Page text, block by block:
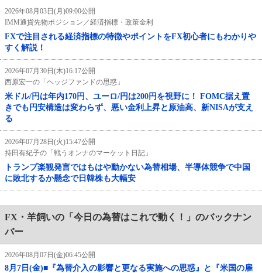
2026年08月03日(月)09:00公開
IMM通貨先物ポジション／経済指標・政策金利
FXで注目される経済指標の特徴やポイントをFX初心者にもわかりや
すく解説！
2026年07月30日(木)16:17公開
西原宏一の「ヘッジファンドの思惑」
米ドル/円は年内170円、ユーロ/円は200円を視野に！ FOMC据え置
きでも円安構造は変わらず、悪い金利上昇と原油高、新NISAが支え
る
2026年07月28日(火)15:47公開
持田有紀子の「戦うオンナのマーケット日記」
トランプ楽観発言ではもはや動かない為替相場、半導体競争で中国
に敗北するか懸念で日韓株も大幅安
FX・羊飼いの「今日の為替はこれで動く！」のバックナン
バー
2026年08月07日(金)06:45公開
8月7日(金)■『為替介入の影響と更なる実施への思惑』と『米国の雇